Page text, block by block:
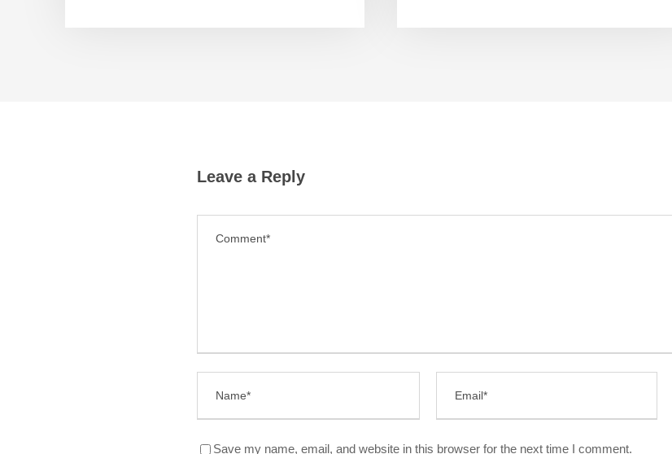
Leave a Reply
Save my name, email, and website in this browser for the next time I comment.